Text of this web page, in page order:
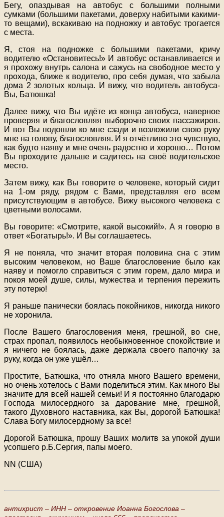
Бегу, опаздывая на автобус с большими полными
сумками (большими пакетами, доверху набитыми какими-
то вещами), вскакиваю на подножку и автобус трогается
с места.
Я, стоя на подножке с большими пакетами, кричу
водителю «Остановитесь!» И автобус останавливается и
я прохожу внутрь салона и сажусь на свободное место у
прохода, ближе к водителю, про себя думая, что забыла
дома 2 золотых кольца. И вижу, что водитель автобуса-
Вы, Батюшка!
Далее вижу, что Вы идёте из конца автобуса, наверное
проверяя и благословляя выборочно своих пассажиров.
И вот Вы подошли ко мне сзади и возложили свою руку
мне на голову, благословляя. И я отчётливо это чувствую,
как будто наяву и мне очень радостно и хорошо… Потом
Вы проходите дальше и садитесь на своё водительское
место.
Затем вижу, как Вы говорите о человеке, который сидит
на 1-ом ряду, рядом с Вами, представляя его всем
присутствующим в автобусе. Вижу высокого человека с
цветными волосами.
Вы говорите: «Смотрите, какой высокий!». А я говорю в
ответ «Богатырь!». И Вы соглашаетесь.
Я не поняла, что значит вторая половина сна с этим
высоким человеком, но Ваше благословение было как
наяву и помогло справиться с этим горем, дало мира и
покоя моей душе, силы, мужества и терпения пережить
эту потерю!
Я раньше панически боялась покойников, никогда никого
не хоронила.
После Вашего благословения меня, грешной, во сне,
страх пропал, появилось необыкновенное спокойствие и
я ничего не боялась, даже держала своего папочку за
руку, когда он уже ушёл…
Простите, Батюшка, что отняла много Вашего времени,
но очень хотелось с Вами поделиться этим. Как много Вы
значите для всей нашей семьи! И я постоянно благодарю
Господа милосердного за дарование мне, грешной,
такого Духовного наставника, как Вы, дорогой Батюшка!
Слава Богу милосердному за все!
Дорогой Батюшка, прошу Ваших молитв за упокой души
усопшего р.Б.Сергия, папы моего.
NN (США)
антихрист – ИНН – откровение Иоанна Богослова –